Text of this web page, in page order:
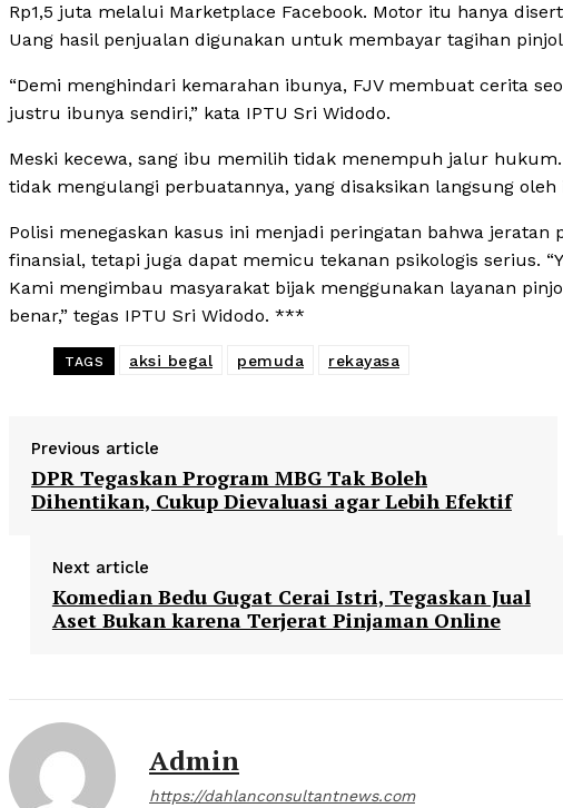
Rp1,5 juta melalui Marketplace Facebook. Motor itu hanya
Uang hasil penjualan digunakan untuk membayar tagihan
“Demi menghindari kemarahan ibunya, FJV membuat cerita
justru ibunya sendiri,” kata IPTU Sri Widodo.
Meski kecewa, sang ibu memilih tidak menempuh jalur
tidak mengulangi perbuatannya, yang disaksikan langsung oleh
Polisi menegaskan kasus ini menjadi peringatan bahwa
finansial, tetapi juga dapat memicu tekanan psikologis serius.
Kami mengimbau masyarakat bijak menggunakan layanan
benar,” tegas IPTU Sri Widodo. ***
TAGS aksi begal pemuda rekayasa
Previous article
DPR Tegaskan Program MBG Tak Boleh
Dihentikan, Cukup Dievaluasi agar Lebih Efektif
Next article
Komedian Bedu Gugat Cerai Istri, Tegaskan Jual
Aset Bukan karena Terjerat Pinjaman Online
Admin
https://dahlanconsultantnews.com